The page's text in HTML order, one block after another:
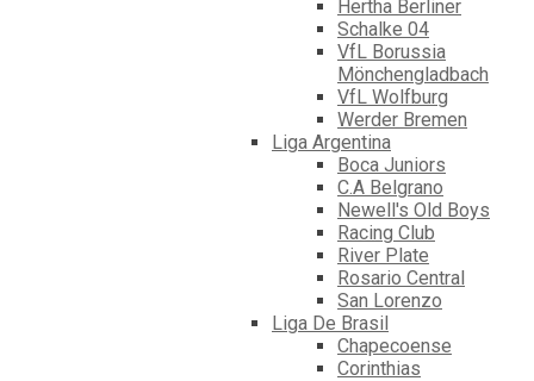
Hertha Berliner
Schalke 04
VfL Borussia
Mönchengladbach
VfL Wolfburg
Werder Bremen
Liga Argentina
Boca Juniors
C.A Belgrano
Newell's Old Boys
Racing Club
River Plate
Rosario Central
San Lorenzo
Liga De Brasil
Chapecoense
Corinthias